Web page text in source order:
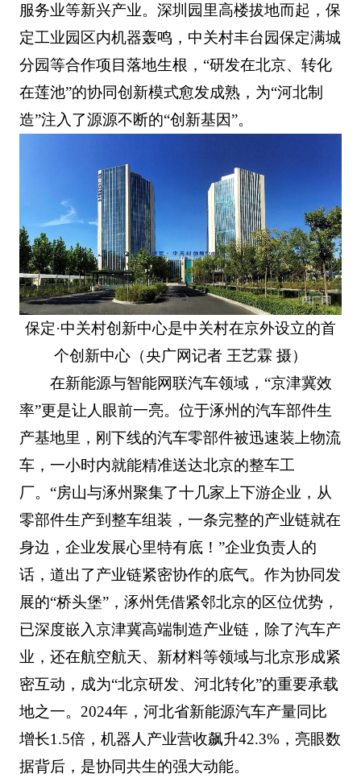
服务业等新兴产业。深圳园里高楼拔地而起，保
定工业园区内机器轰鸣，中关村丰台园保定满城
分园等合作项目落地生根，“研发在北京、转化
在莲池”的协同创新模式愈发成熟，为“河北制
造”注入了源源不断的“创新基因”。
保定·中关村创新中心是中关村在京外设立的首
个创新中心（央广网记者 王艺霖 摄）
在新能源与智能网联汽车领域，“京津冀效
率”更是让人眼前一亮。位于涿州的汽车部件生
产基地里，刚下线的汽车零部件被迅速装上物流
车，一小时内就能精准送达北京的整车工
厂。“房山与涿州聚集了十几家上下游企业，从
零部件生产到整车组装，一条完整的产业链就在
身边，企业发展心里特有底！”企业负责人的
话，道出了产业链紧密协作的底气。作为协同发
展的“桥头堡”，涿州凭借紧邻北京的区位优势，
已深度嵌入京津冀高端制造产业链，除了汽车产
业，还在航空航天、新材料等领域与北京形成紧
密互动，成为“北京研发、河北转化”的重要承载
地之一。2024年，河北省新能源汽车产量同比
增长1.5倍，机器人产业营收飙升42.3%，亮眼数
据背后，是协同共生的强大动能。